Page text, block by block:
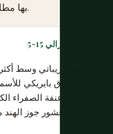
بها مطاعم؛ الطعام هناك هو ما يقدمه مضيفك.
5-15 دولار أسترالي
تقع كيريباتي وسط
في سوق بايريكي
فحم قشور جوز